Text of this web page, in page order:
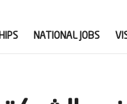
NATIONAL JOBS